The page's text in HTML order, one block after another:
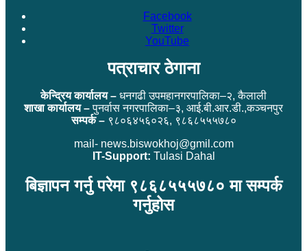
Facebook
Twitter
YouTube
पत्राचार ठेगाना
केन्द्रिय कार्यालय – धनगढी उपमहानगरपालिका–२, कैलाली
शाखा कार्यालय –पुनर्वास नगरपालिका–३, आई.बी.आर.डी.,कञ्चनपुर
सम्पर्क –९८०६४५६०२६, ९८६८५५५७८०
mail- news.biswokhoj@gmil.com
IT-Support: Tulasi Dahal
बिज्ञापन गर्नु परेमा ९८६८५५५७८० मा सम्पर्क
गर्नुहोस